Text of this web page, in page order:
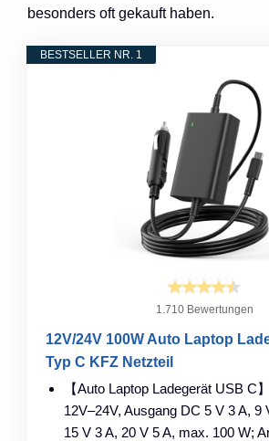
besonders oft gekauft haben.
BESTSELLER NR. 1
1.710 Bewertungen
12V/24V 100W Auto Laptop
Typ C KFZ Netzteil
【Auto Laptop Ladegerät USB C
12V–24V, Ausgang DC 5 V 3 A, 9
15 V 3 A, 20 V 5 A, max. 100 W;